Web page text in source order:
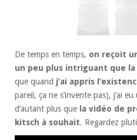
De temps en temps, on reçoit
un peu plus intriguant que
que quand j’ai appris
pareil, ça ne s’invente pas), j’ai
d’autant plus que la vidéo de
kitsch à souhait. Regardez